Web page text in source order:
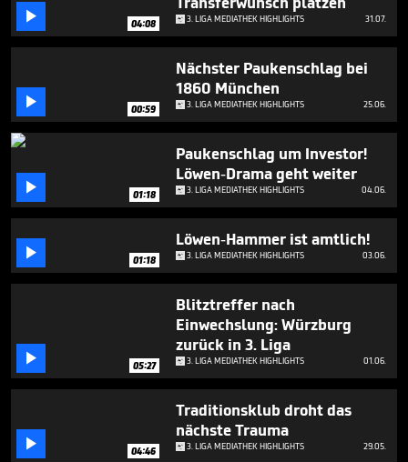
minutes,
seconds
 04:08 3. LIGA MEDIATHEK HIGHLIGHTS 31.07.
 00:59
Nächster Paukenschlag bei
1860 München
3. LIGA MEDIATHEK HIGHLIGHTS 25.06.
 01:18
Paukenschlag um Investor!
Löwen-Drama geht weiter
3. LIGA MEDIATHEK HIGHLIGHTS 04.06.
 01:18
Löwen-Hammer ist amtlich!
3. LIGA MEDIATHEK HIGHLIGHTS 03.06.
 05:27
Blitztreffer nach
Einwechslung: Würzburg
zurück in 3. Liga
3. LIGA MEDIATHEK HIGHLIGHTS 01.06.
 04:46
Traditionsklub droht das
nächste Trauma
3. LIGA MEDIATHEK HIGHLIGHTS 29.05.